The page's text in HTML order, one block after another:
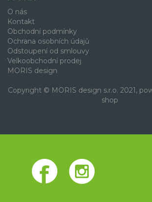
O nás
Kontakt
Obchodní podmínky
Ochrana osobních údajů
Odstoupení od smlouvy
Velkoobchodní prodej
MORIS design
Copyright © MORIS design s.r.o. 2021,
shop